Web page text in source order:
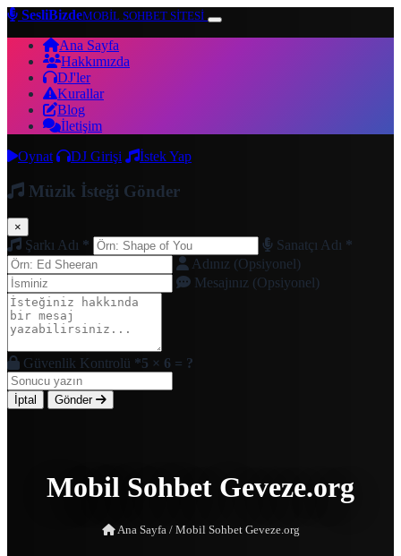
SesliBizdeMOBİL SOHBET SİTESİ
Ana Sayfa
Hakkımızda
DJ'ler
Kurallar
Blog
İletişim
Oynat
DJ Girişi İstek Yap
Müzik İsteği Gönder
×
Şarkı Adı * Sanatçı Adı *
Adınız (Opsiyonel)
Mesajınız (Opsiyonel)
Güvenlik Kontrolü *5 × 6 = ?
İptal Gönder
Mobil Sohbet Geveze.org
Ana Sayfa /Mobil Sohbet Geveze.org